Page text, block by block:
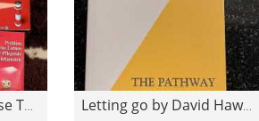
Pflege Bücher diverse Themen Letting go by David Hawkins